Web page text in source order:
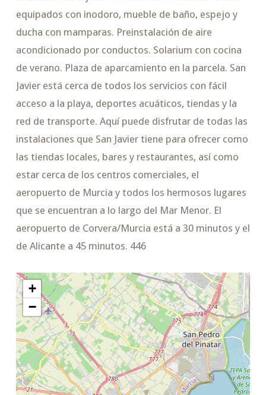
equipados con inodoro, mueble de baño, espejo y
ducha con mamparas. Preinstalación de aire
acondicionado por conductos. Solarium con cocina
de verano. Plaza de aparcamiento en la parcela. San
Javier está cerca de todos los servicios con fácil
acceso a la playa, deportes acuáticos, tiendas y la
red de transporte. Aquí puede disfrutar de todas las
instalaciones que San Javier tiene para ofrecer como
las tiendas locales, bares y restaurantes, así como
estar cerca de los centros comerciales, el
aeropuerto de Murcia y todos los hermosos lugares
que se encuentran a lo largo del Mar Menor. El
aeropuerto de Corvera/Murcia está a 30 minutos y el
de Alicante a 45 minutos. 446
+
−